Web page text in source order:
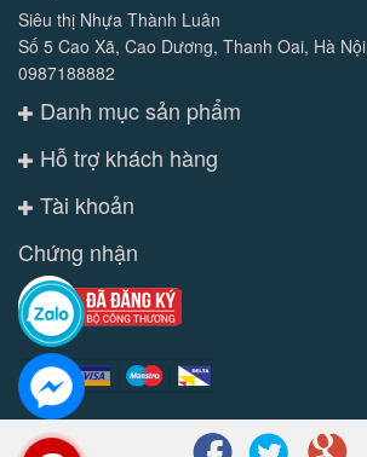
Siêu thị Nhựa Thành Luân
Số 5 Cao Xã, Cao Dương, Thanh Oai, Hà Nội
0987188882
Danh mục sản phẩm
Hỗ trợ khách hàng
Tài khoản
Chứng nhận